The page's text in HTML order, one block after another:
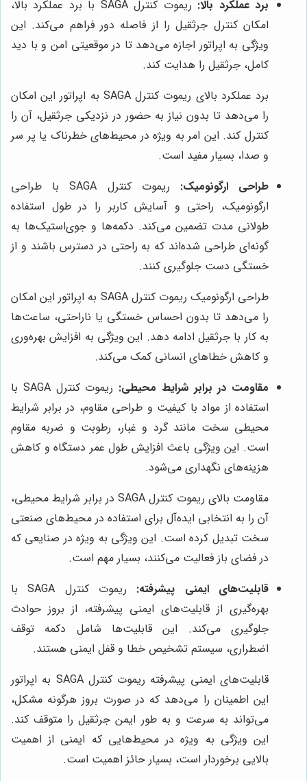
برد عملکرد بالا:
ریموت کنترل SAGA با برد عملکرد بالا،
امکان کنترل جرثقیل را از فاصله دور فراهم می‌کند. این
ویژگی به اپراتور اجازه می‌دهد تا در موقعیتی امن و با دید
کامل، جرثقیل را هدایت کند.
برد عملکرد بالای ریموت کنترل SAGA به اپراتور این امکان
را می‌دهد تا بدون نیاز به حضور در نزدیکی جرثقیل، آن را
کنترل کند. این امر به ویژه در محیط‌های خطرناک یا پر سر
و صدا، بسیار مفید است.
طراحی ارگونومیک:
ریموت کنترل SAGA با طراحی
ارگونومیک، راحتی و آسایش کاربر را در طول استفاده
طولانی مدت تضمین می‌کند. دکمه‌ها و جوی‌استیک‌ها به
گونه‌ای طراحی شده‌اند که به راحتی در دسترس باشند و از
خستگی دست جلوگیری کنند.
طراحی ارگونومیک ریموت کنترل SAGA به اپراتور این امکان
را می‌دهد تا بدون احساس خستگی یا ناراحتی، ساعت‌ها
به کار با جرثقیل ادامه دهد. این ویژگی به افزایش بهره‌وری
و کاهش خطاهای انسانی کمک می‌کند.
مقاومت در برابر شرایط محیطی:
ریموت کنترل SAGA با
استفاده از مواد با کیفیت و طراحی مقاوم، در برابر شرایط
محیطی سخت مانند گرد و غبار، رطوبت و ضربه مقاوم
است. این ویژگی باعث افزایش طول عمر دستگاه و کاهش
هزینه‌های نگهداری می‌شود.
مقاومت بالای ریموت کنترل SAGA در برابر شرایط محیطی،
آن را به انتخابی ایده‌آل برای استفاده در محیط‌های صنعتی
سخت تبدیل کرده است. این ویژگی به ویژه در صنایعی که
در فضای باز فعالیت می‌کنند، بسیار مهم است.
قابلیت‌های ایمنی پیشرفته:
ریموت کنترل SAGA با
بهره‌گیری از قابلیت‌های ایمنی پیشرفته، از بروز حوادث
جلوگیری می‌کند. این قابلیت‌ها شامل دکمه توقف
اضطراری، سیستم تشخیص خطا و قفل ایمنی هستند.
قابلیت‌های ایمنی پیشرفته ریموت کنترل SAGA به اپراتور
این اطمینان را می‌دهد که در صورت بروز هرگونه مشکل،
می‌تواند به سرعت و به طور ایمن جرثقیل را متوقف کند.
این ویژگی به ویژه در محیط‌هایی که ایمنی از اهمیت
بالایی برخوردار است، بسیار حائز اهمیت است.